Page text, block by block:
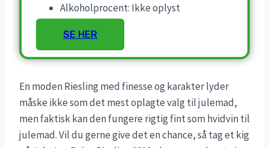
Alkoholprocent: Ikke oplyst
SE HER
En moden Riesling med finesse og karakter lyder
måske ikke som det mest oplagte valg til julemad,
men faktisk kan den fungere rigtig fint som hvidvin til
julemad. Vil du gerne give det en chance, så tag et kig